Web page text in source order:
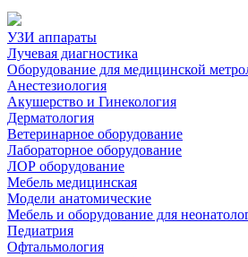
УЗИ аппараты
Лучевая диагностика
Оборудование для медицинской
Анестезиология
Акушерство и Гинекология
Дерматология
Ветеринарное оборудование
Лабораторное оборудование
ЛОР оборудование
Мебель медицинская
Модели анатомические
Мебель и оборудование для
Педиатрия
Офтальмология